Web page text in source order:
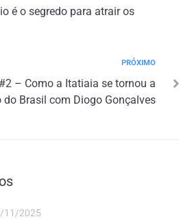
é o segredo para atrair os
PRÓXIMO
– Como a Itatiaia se tornou a
do Brasil com Diogo Gonçalves
11/2025